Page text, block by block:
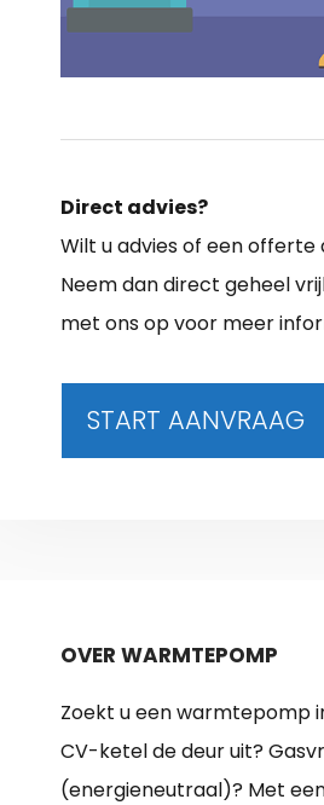
Direct advies?
Wilt u advies of een offerte
Neem dan direct geheel
met ons op voor meer
START AANVRAAG
OVER WARMTEPOMP
Zoekt u een warmtepomp
CV-ketel de deur uit?
(energieneutraal)? Met